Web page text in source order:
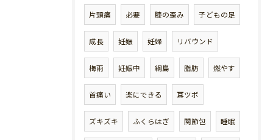
片頭痛 必要 膝の歪み 子どもの足
成長 妊娠 妊婦 リバウンド
梅雨 妊娠中 綱島 脂肪 燃やす
首痛い 楽にできる 耳ツボ
ズキズキ ふくらはぎ 関節包 睡眠